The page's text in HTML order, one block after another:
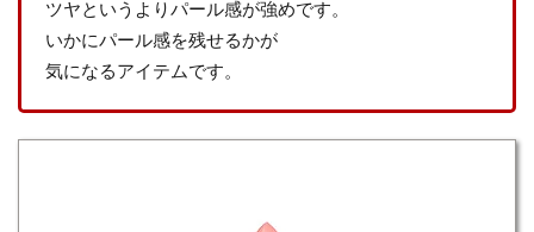
ツヤというよりパール感が強めです。
いかにパール感を残せるかが
気になるアイテムです。